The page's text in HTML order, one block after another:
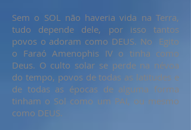
Sem o SOL não haveria vida na Terra,
tudo depende dele, por isso tantos
povos o adoram como DEUS. No Egito
o Faraó Amenophis IV o tinha como
Deus. O culto solar se perde na névoa
do tempo, povos de todas as latitudes e
de todas as épocas de alguma forma
tinham o Sol como um PAI, ou mesmo
como DEUS.